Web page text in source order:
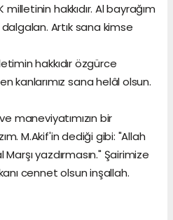
milletinin hakkıdır. Al bayrağım
Artık sana kimse
hakkıdır özgürce
kanlarımız sana helâl olsun.
maneviyatımızın bir
M.Akif'in dediği gibi: "Allah
yazdırmasın." Şairimize
cennet olsun inşallah.